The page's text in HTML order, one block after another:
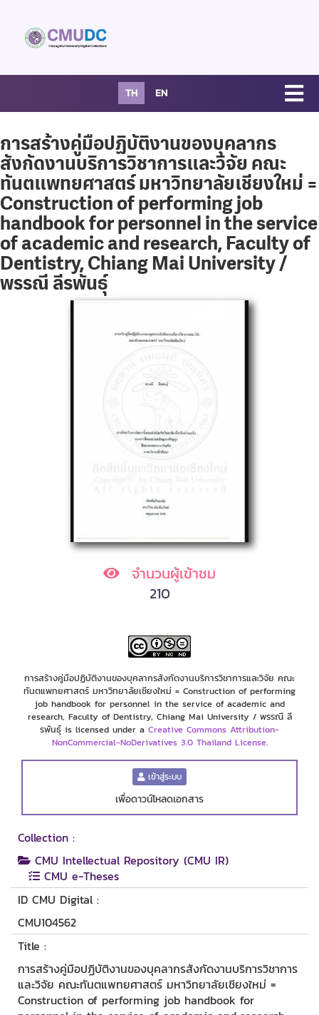
TH EN
การสร้างคู่มือปฏิบัติงานของบุคลากร
สังกัดงานบริการวิชาการและวิจัย คณะ
ทันตแพทยศาสตร์ มหาวิทยาลัยเชียงใหม่ =
Construction of performing job
handbook for personnel in the service
of academic and research, Faculty of
Dentistry, Chiang Mai University /
พรรณี ลีรพันธุ์
จำนวนผู้เข้าชม
210
การสร้างคู่มือปฏิบัติงานของบุคลากรสังกัดงานบริการวิชาการและวิจัย คณะ
ทันตแพทยศาสตร์ มหาวิทยาลัยเชียงใหม่ = Construction of performing
job handbook for personnel in the service of academic and
research, Faculty of Dentistry, Chiang Mai University / พรรณี ลี
รพันธุ์ is licensed under a Creative Commons Attribution-
NonCommercial-NoDerivatives 3.0 Thailand License.
เข้าสู่ระบบ
เพื่อดาวน์โหลดเอกสาร
Collection :
CMU Intellectual Repository (CMU IR)
CMU e-Theses
ID CMU Digital :
CMU104562
Title :
การสร้างคู่มือปฏิบัติงานของบุคลากรสังกัดงานบริการวิชาการ
และวิจัย คณะทันตแพทยศาสตร์ มหาวิทยาลัยเชียงใหม่ =
Construction of performing job handbook for